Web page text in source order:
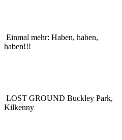
Einmal mehr: Haben, haben,
haben!!!
LOST GROUND Buckley Park,
Kilkenny